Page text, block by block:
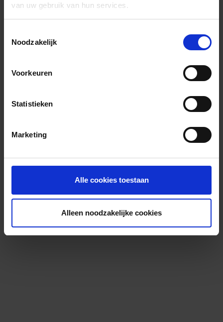
van uw gebruik van hun services.
Noodzakelijk
Voorkeuren
Statistieken
Marketing
Alle cookies toestaan
Alleen noodzakelijke cookies